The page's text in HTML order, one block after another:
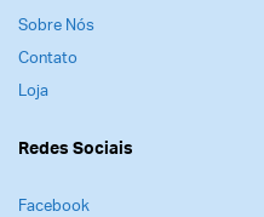
Sobre Nós
Contato
Loja
Redes Sociais
Facebook